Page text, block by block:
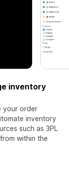
inventory
your order
inventory
such as 3PL
within the